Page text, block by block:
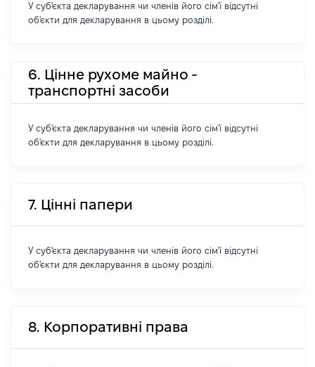
У суб'єкта декларування чи членів його сім'ї відсутні
об'єкти для декларування в цьому розділі.
6. Цінне рухоме майно -
транспортні засоби
У суб'єкта декларування чи членів його сім'ї відсутні
об'єкти для декларування в цьому розділі.
7. Цінні папери
У суб'єкта декларування чи членів його сім'ї відсутні
об'єкти для декларування в цьому розділі.
8. Корпоративні права